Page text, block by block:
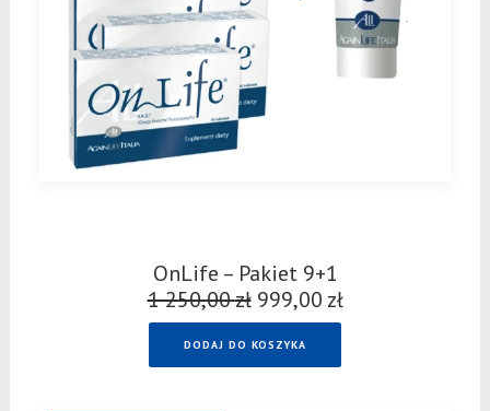
OnLife – Pakiet 9+1
1 250,00zł Pierwotna
cena
wynosiła:
999,00 złAktualna
DODAJ DO KOSZYKA